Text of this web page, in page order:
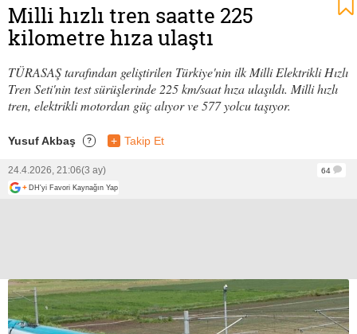
Milli hızlı tren saatte 225
kilometre hıza ulaştı
TÜRASAŞ tarafından geliştirilen Türkiye'nin ilk Milli Elektrikli Hızlı
Tren Seti'nin test sürüşlerinde 225 km/saat hıza ulaşıldı. Milli hızlı
tren, elektrikli motordan güç alıyor ve 577 yolcu taşıyor.
Yusuf Akbaş ? + Takip Et
24.4.2026, 21:06(3 ay)
64
+ DH'yi Favori Kaynağın Yap